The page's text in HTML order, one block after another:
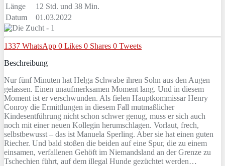
Länge
12 Std. und 38 Min.
Datum
01.03.2022
1337 WhatsApp 0 Likes 0 Shares 0 Tweets
Beschreibung
Nur fünf Minuten hat Helga Schwabe ihren Sohn aus den Augen
gelassen. Einen unaufmerksamen Moment lang. Und in diesem
Moment ist er verschwunden. Als fielen Hauptkommissar Henry
Conroy die Ermittlungen in diesem Fall mutmaßlicher
Kindesentführung nicht schon schwer genug, muss er sich auch
noch mit einer neuen Kollegin herumschlagen. Vorlaut, frech,
selbstbewusst – das ist Manuela Sperling. Aber sie hat einen guten
Riecher. Und bald stoßen die beiden auf eine Spur, die zu einem
einsamen, verfallenen Gehöft im Niemandsland an der Grenze zu
Tschechien führt, auf dem illegal Hunde gezüchtet werden…